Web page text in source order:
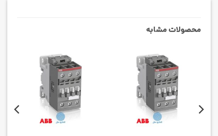
محصولات مشابه